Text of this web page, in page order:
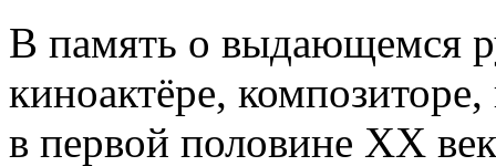
В память о выдающемся
киноактёре,
в первой половине XX